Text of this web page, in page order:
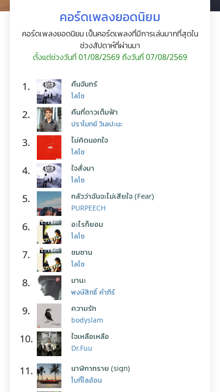
คอร์ดเพลงยอดนิยม
คอร์ดเพลงยอดนิยม เป็นคอร์ดเพลงที่มีการเล่นมากที่สุดใน
ช่วงสัปดาห์ที่ผ่านมา
ตั้งแต่ช่วงวันที่ 01/08/2569 ถึงวันที่ 07/08/2569
1. คืนจันทร์
โลโซ
2. คืนที่ดาวเต็มฟ้า
ปราโมทย์ วิเลปะนะ
3. ไม่คิดนอกใจ
โลโซ
4. ใจสั่งมา
โลโซ
5. กลัวว่าฉันจะไม่เสียใจ (Fear)
PURPEECH
6. อะไรก็ยอม
โลโซ
7. ซมซาน
โลโซ
8. มานะ
พงษ์สิทธิ์ คำภีร์
9. ความรัก
bodyslam
10. ใจเหลือเหลือ
Dr.Fuu
11. นาฬิกาทราย (sign)
โบกี้ไลอ้อน